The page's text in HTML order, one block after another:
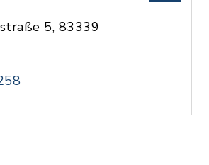
5, 83339